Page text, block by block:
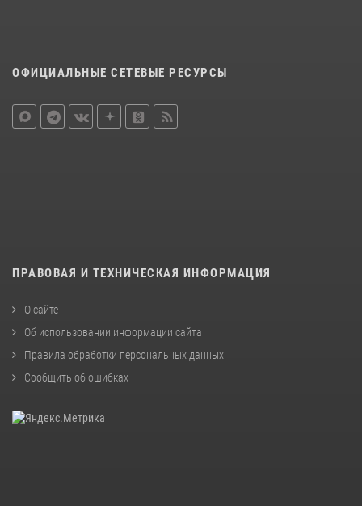
ОФИЦИАЛЬНЫЕ СЕТЕВЫЕ РЕСУРСЫ
ПРАВОВАЯ И ТЕХНИЧЕСКАЯ ИНФОРМАЦИЯ
О сайте
Об использовании информации сайта
Правила обработки персональных данных
Сообщить об ошибках